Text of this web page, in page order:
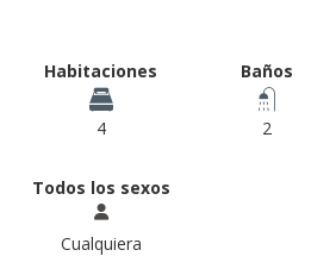
Habitaciones
4
Baños
2
Todos los sexos
Cualquiera